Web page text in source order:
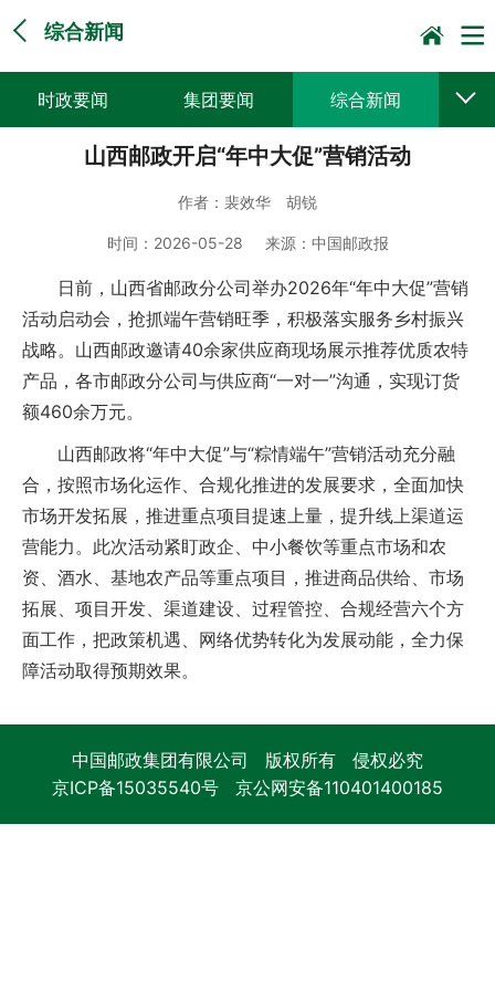
综合新闻
时政要闻 集团要闻 综合新闻
媒体聚焦 党建动态 普遍服务
企业文化
山西邮政开启“年中大促”营销活动
作者： 裴效华 胡锐
时间： 2026-05-28 来源： 中国邮政报
日前，山西省邮政分公司举办2026年“年中大促”营销
活动启动会，抢抓端午营销旺季，积极落实服务乡村振兴
战略。山西邮政邀请40余家供应商现场展示推荐优质农特
产品，各市邮政分公司与供应商“一对一”沟通，实现订货
额460余万元。
山西邮政将“年中大促”与“粽情端午”营销活动充分融
合，按照市场化运作、合规化推进的发展要求，全面加快
市场开发拓展，推进重点项目提速上量，提升线上渠道运
营能力。此次活动紧盯政企、中小餐饮等重点市场和农
资、酒水、基地农产品等重点项目，推进商品供给、市场
拓展、项目开发、渠道建设、过程管控、合规经营六个方
面工作，把政策机遇、网络优势转化为发展动能，全力保
障活动取得预期效果。
中国邮政集团有限公司 版权所有 侵权必究
京ICP备15035540号 京公网安备110401400185